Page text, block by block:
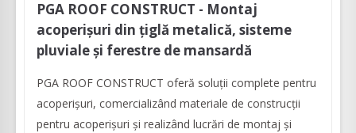
PGA ROOF CONSTRUCT - Montaj
acoperișuri din țiglă metalică, sisteme
pluviale și ferestre de mansardă
PGA ROOF CONSTRUCT oferă soluţii complete pentru
acoperişuri, comercializând materiale de construcții
pentru acoperișuri și realizând lucrări de montaj și